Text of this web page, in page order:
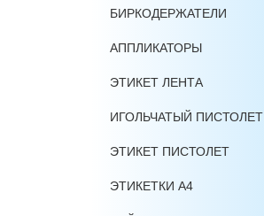
БИРКОДЕРЖАТЕЛИ
АППЛИКАТОРЫ
ЭТИКЕТ ЛЕНТА
ИГОЛЬЧАТЫЙ ПИСТОЛЕТ
ЭТИКЕТ ПИСТОЛЕТ
ЭТИКЕТКИ А4